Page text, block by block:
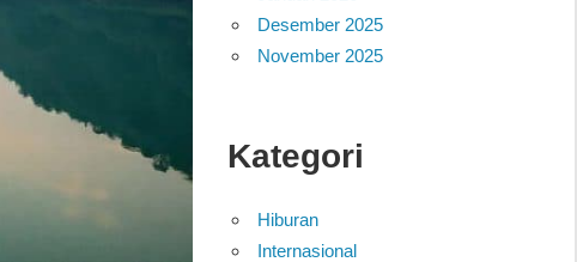
Desember 2025
November 2025
Kategori
Hiburan
Internasional